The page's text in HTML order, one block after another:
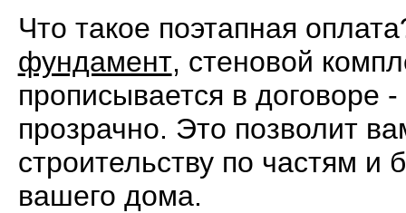
Что такое поэтапная
фундамент, стеновой
прописывается в договоре
прозрачно. Это позволит
строительству по частям и
вашего дома.